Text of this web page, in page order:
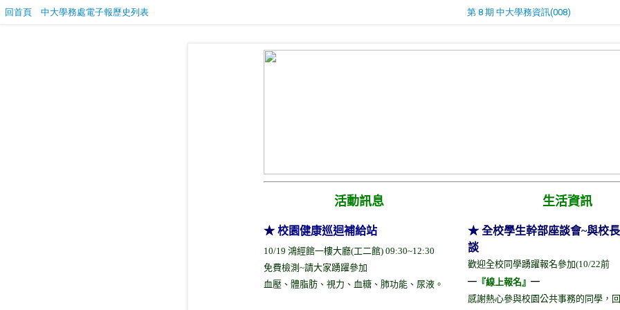
回首頁 中大學務處電子報歷史列表 第 8 期 中大學務資訊(008)